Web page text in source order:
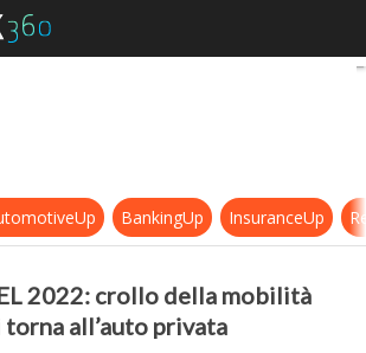
Rapporto CNEL 2022: crollo della
BankingUp InsuranceUp
2022: crollo della mobilità
all’auto privata